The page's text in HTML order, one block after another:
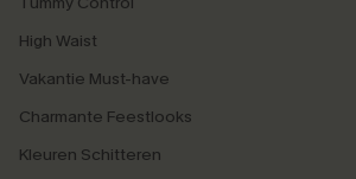
High Waist
Vakantie Must-have
Charmante Feestlooks
Kleuren Schitteren